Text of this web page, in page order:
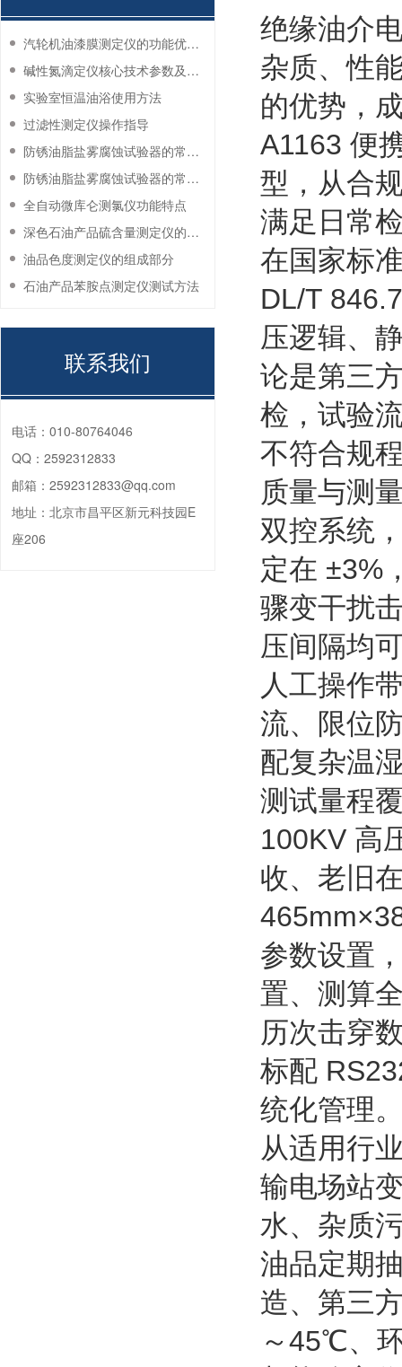
绝缘油介
杂质、性
的优势，
A1163 便
型，从合
满足日常
在国家标
DL/T
压逻辑、
论是第三
检，试验
不符合规
质量与测
双控系统
定在 ±3%
骤变干扰
压间隔均
人工操作
流、限位
配复杂温
测试量程
100KV 高
收、老旧
参数设置
置、测算
历次击穿
标配
统化管理
从适用行
输电场站
水、杂质
油品定期
造、第三
～45℃、
汽轮机油漆膜测定仪的功能优势有哪些？
碱性氮滴定仪核心技术参数及应用说明
实验室恒温油浴使用方法
过滤性测定仪操作指导
防锈油脂盐雾腐蚀试验器的常见故障与解决方法
防锈油脂盐雾腐蚀试验器的常见故障与解决方法
全自动微库仑测氯仪功能特点
深色石油产品硫含量测定仪的工作环境要求
油品色度测定仪的组成部分
石油产品苯胺点测定仪测试方法
联系我们
电话： 010-80764046
QQ： 2592312833
邮箱： 2592312833@qq.com
地址： 北京市昌平区新元科技园E
座206